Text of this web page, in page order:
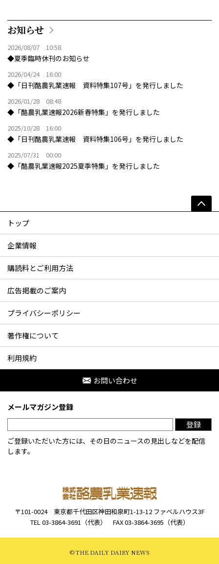
お知らせ
2026/08/07 10:58
◆夏季臨時休刊のお知らせ
2026/04/24 16:00
◆「日刊酪農乳業速報 資料特集107号」を発行しました
2026/01/28 08:48
◆「酪農乳業速報2026新春特集」を発行しました
2025/10/28 16:00
◆「日刊酪農乳業速報 資料特集106号」を発行しました
2025/07/31 00:00
◆「酪農乳業速報2025夏季特集」を発行しました
トップ
企業情報
購読料とご利用方法
広告掲載のご案内
プライバシーポリシー
著作権について
利用規約
お問い合わせ
〒101-0024 東京都千代田区神田和泉町1-13-12 ファベルハウス3F
TEL 03-3864-3691（代表）
FAX 03-3864-3695（代表）
メールマガジン登録
登録
ご登録いただいた方には、その日のニュースの見出しなどを配信
します。
© THE DAILY DAIRY NEWS